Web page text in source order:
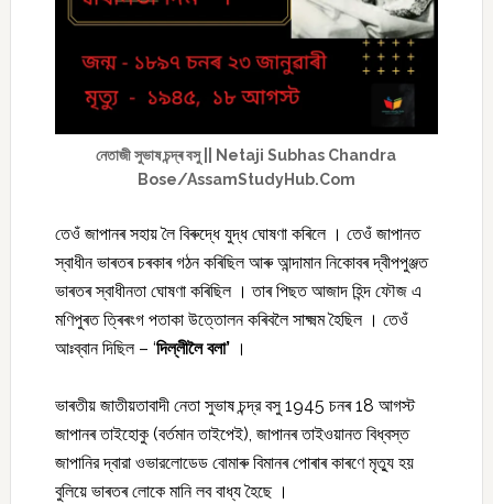
নেতাজী সুভাষ চন্দ্ৰ বসু || Netaji Subhas Chandra
Bose/AssamStudyHub.Com
তেওঁ জাপানৰ সহায় লৈ বিৰুদ্ধে যুদ্ধ ঘোষণা কৰিলে । তেওঁ জাপানত
স্বাধীন ভাৰতৰ চৰকাৰ গঠন কৰিছিল আৰু আন্দামান নিকোবৰ দ্বীপপুঞ্জত
ভাৰতৰ স্বাধীনতা ঘোষণা কৰিছিল । তাৰ পিছত আজাদ হিন্দ ফৌজ এ
মণিপুৰত ত্ৰিৰংগ পতাকা উত্তোলন কৰিবলৈ সাক্ষ্মম হৈছিল । তেওঁ
আঃব্বান দিছিল – ‘দিল্লীলৈ বলা’।
ভাৰতীয় জাতীয়তাবাদী নেতা সুভাষ চন্দ্র বসু 1945 চনৰ 18 আগস্ট
জাপানৰ তাইহোকু (বর্তমান তাইপেই), জাপানৰ তাইওয়ানত বিধ্বস্ত
জাপানির দ্বারা ওভারলোডেড বোমাৰু বিমানৰ পোৰাৰ কাৰণে মৃত্যু হয়
বুলিয়ে ভাৰতৰ লোকে মানি লব বাধ্য হৈছে ।